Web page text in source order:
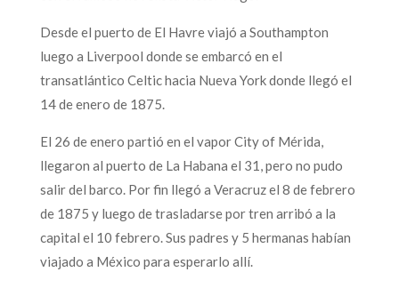
Desde el puerto de El Havre viajó a Southampton
luego a Liverpool donde se embarcó en el
transatlántico Celtic hacia Nueva York donde llegó el
14 de enero de 1875.
El 26 de enero partió en el vapor City of Mérida,
llegaron al puerto de La Habana el 31, pero no pudo
salir del barco. Por fin llegó a Veracruz el 8 de febrero
de 1875 y luego de trasladarse por tren arribó a la
capital el 10 febrero. Sus padres y 5 hermanas habían
viajado a México para esperarlo allí.